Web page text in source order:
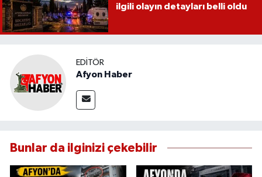
ilgili olayın detayları belli oldu
EDITÖR
Afyon Haber
Bunlar da ilginizi çekebilir